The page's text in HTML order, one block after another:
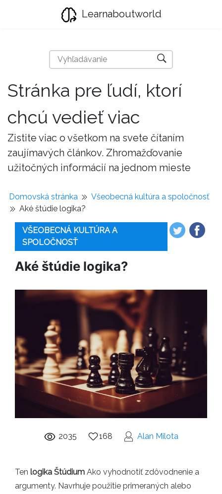
Learnaboutworld
Stránka pre ľudí, ktorí
chcú vedieť viac
Zistite viac o všetkom na svete čítaním
zaujímavých článkov. Zhromažďovanie
užitočných informácií na jednom mieste
Domovská stránka
Všeobecná kultúra a spoločnosť
Aké štúdie logika?
VŠEOBECNÁ KULTÚRA A
SPOLOČNOSŤ
Aké štúdie logika?
2035 168 Alan Milota
Ten logika Štúdium Ako vyhodnotiť zdôvodnenie a
argumenty. Navrhuje použitie primeraných alebo